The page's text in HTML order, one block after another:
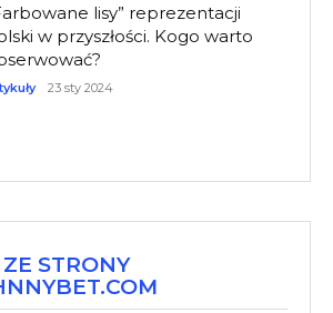
lisy” reprezentacji
w przyszłości. Kogo warto
23 sty 2024
STRONY